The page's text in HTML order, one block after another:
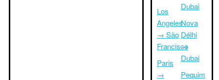
Los
Angeles
→ São
Francisco
Paris
→
Dubai
Nova
Délhi
→
Dubai
Pequim